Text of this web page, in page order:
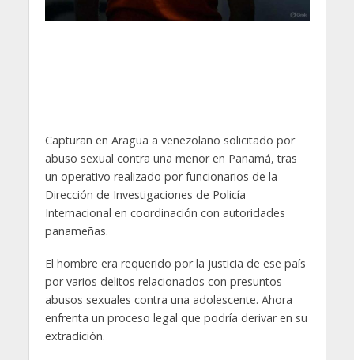
Capturan en Aragua a venezolano solicitado por
abuso sexual contra una menor en Panamá, tras
un operativo realizado por funcionarios de la
Dirección de Investigaciones de Policía
Internacional en coordinación con autoridades
panameñas.
El hombre era requerido por la justicia de ese país
por varios delitos relacionados con presuntos
abusos sexuales contra una adolescente. Ahora
enfrenta un proceso legal que podría derivar en su
extradición.